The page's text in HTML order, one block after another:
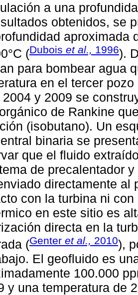
a una
obtenidos, se
aproximada
(Dubois et al., 1996).
para bombear agua
en el tercer
2004 y 2009 se
de Rankine
(isobutano). Un
binaria se
que el fluido
de precalentador
directamente al
con la turbina ni
en este sitio es
directa en la
(Genter et al., 2010),
El geofluido es
100.000
y una temperatura de